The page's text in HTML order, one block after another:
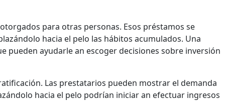
para otras personas. Esos préstamos se
hacia el pelo las hábitos acumulados. Una
pueden ayudarle an escoger decisiones sobre inversión
Las prestatarios pueden mostrar el demanda
hacia el pelo podrían iniciar an efectuar ingresos